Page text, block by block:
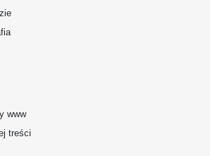
www
treści